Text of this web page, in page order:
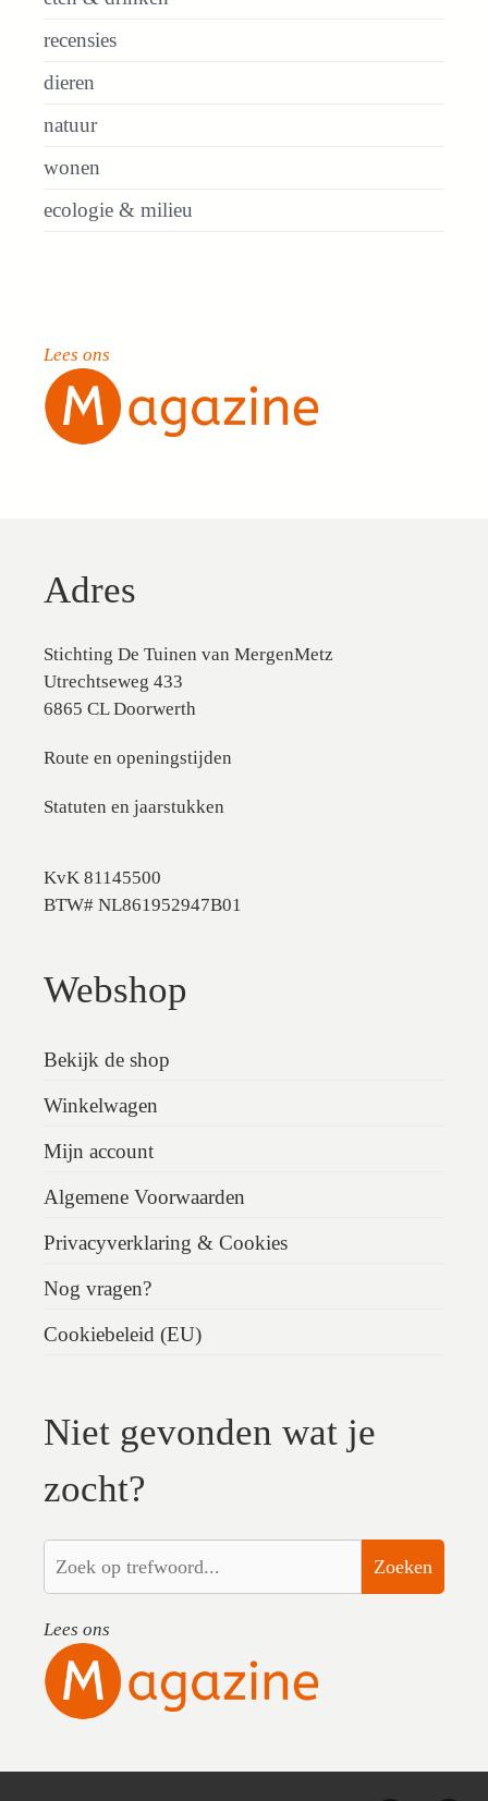
recensies
dieren
natuur
wonen
ecologie & milieu
Lees ons
Adres
Stichting De Tuinen van MergenMetz
Utrechtseweg 433
6865 CL Doorwerth
Route en openingstijden
Statuten en jaarstukken
KvK 81145500
BTW# NL861952947B01
Webshop
Bekijk de shop
Winkelwagen
Mijn account
Algemene Voorwaarden
Privacyverklaring & Cookies
Nog vragen?
Cookiebeleid (EU)
Niet gevonden wat je
zocht?
Zoeken
Lees ons